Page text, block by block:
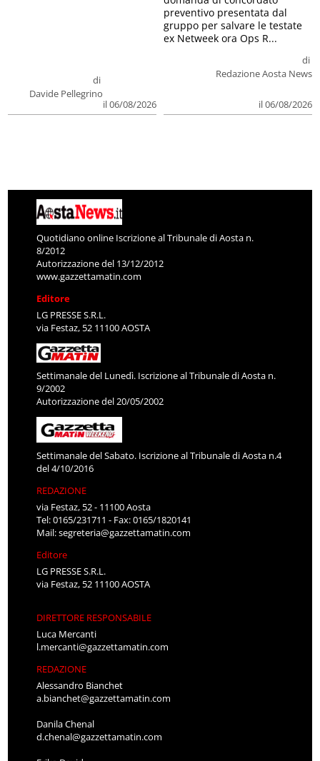
di
Davide Pellegrino
il 06/08/2026
di
Redazione Aosta News
il 06/08/2026
preventivo presentata dal
gruppo per salvare le testate
ex Netweek ora Ops R...
Quotidiano online Iscrizione al Tribunale di Aosta n.
8/2012
Autorizzazione del 13/12/2012
www.gazzettamatin.com
Editore
LG PRESSE S.R.L.
via Festaz, 52 11100 AOSTA
Settimanale del Lunedì. Iscrizione al Tribunale di Aosta n.
9/2002
Autorizzazione del 20/05/2002
Settimanale del Sabato. Iscrizione al Tribunale di Aosta n.4
del 4/10/2016
REDAZIONE
via Festaz, 52 - 11100 Aosta
Tel: 0165/231711 - Fax: 0165/1820141
Mail:segreteria@gazzettamatin.com
Editore
LG PRESSE S.R.L.
via Festaz, 52 11100 AOSTA
DIRETTORE RESPONSABILE
Luca Mercanti
l.mercanti@gazzettamatin.com
REDAZIONE
Alessandro Bianchet
a.bianchet@gazzettamatin.com
Danila Chenal
d.chenal@gazzettamatin.com